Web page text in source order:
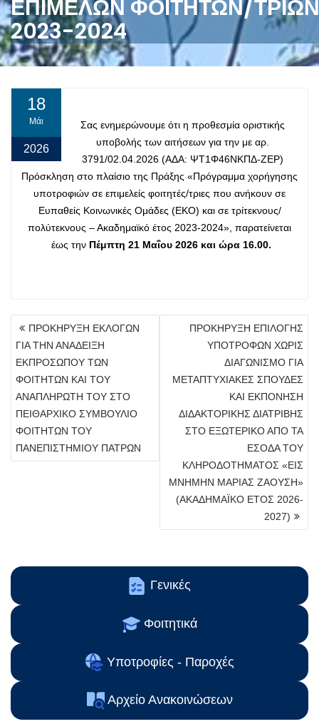
ΕΠΙΜΕΛΩΝ ΦΟΙΤΗΤΩΝ/
2023-2024
18
Μάι
2026
Σας ενημερώνουμε ότι η προθεσμία οριστικής
υποβολής των αιτήσεων για την με αρ.
3791/02.04.2026 (ΑΔΑ: ΨΤ1Φ46ΝΚΠΔ-ΖΕΡ)
Πρόσκληση στο πλαίσιο της Πράξης «Πρόγραμμα χορήγησης
υποτροφιών σε επιμελείς φοιτητές/τριες που ανήκουν σε
Ευπαθείς Κοινωνικές Ομάδες (ΕΚΟ) και σε τρίτεκνους/
πολύτεκνους – Ακαδημαϊκό έτος 2023-2024», παρατείνεται
έως την Πέμπτη 21 Μαΐου 2026 και ώρα 16.00.
ΠΛΟΉΓΗΣΗ
ΆΡΘΡΩΝ
ΠΡΟΚΗΡΥΞΗ ΕΚΛΟΓΩΝ
ΓΙΑ ΤΗΝ ΑΝΑΔΕΙΞΗ
ΕΚΠΡΟΣΩΠΟΥ ΤΩΝ
ΦΟΙΤΗΤΩΝ ΚΑΙ ΤΟΥ
ΑΝΑΠΛΗΡΩΤΗ ΤΟΥ ΣΤΟ
ΠΕΙΘΑΡΧΙΚΟ ΣΥΜΒΟΥΛΙΟ
ΦΟΙΤΗΤΩΝ ΤΟΥ
ΠΑΝΕΠΙΣΤΗΜΙΟΥ ΠΑΤΡΩΝ
ΠΡΟΚΗΡΥΞΗ ΕΠΙΛΟΓΗΣ
ΥΠΟΤΡΟΦΩΝ ΧΩΡΙΣ
ΔΙΑΓΩΝΙΣΜΟ ΓΙΑ
ΜΕΤΑΠΤΥΧΙΑΚΕΣ ΣΠΟΥΔΕΣ
ΚΑΙ ΕΚΠΟΝΗΣΗ
ΔΙΔΑΚΤΟΡΙΚΗΣ ΔΙΑΤΡΙΒΗΣ
ΣΤΟ ΕΞΩΤΕΡΙΚΟ ΑΠΟ ΤΑ
ΕΣΟΔΑ ΤΟΥ
ΚΛΗΡΟΔΟΤΗΜΑΤΟΣ «ΕΙΣ
ΜΝΗΜΗΝ ΜΑΡΙΑΣ ΖΑΟΥΣΗ»
(ΑΚΑΔΗΜΑΪΚΟ ΕΤΟΣ 2026-
2027)
Γενικές
Φοιτητικά
Υποτροφίες - Παροχές
Αρχείο Ανακοινώσεων